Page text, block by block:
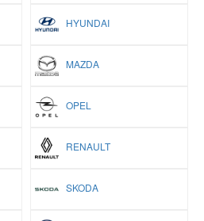
HYUNDAI
MAZDA
OPEL
RENAULT
SKODA